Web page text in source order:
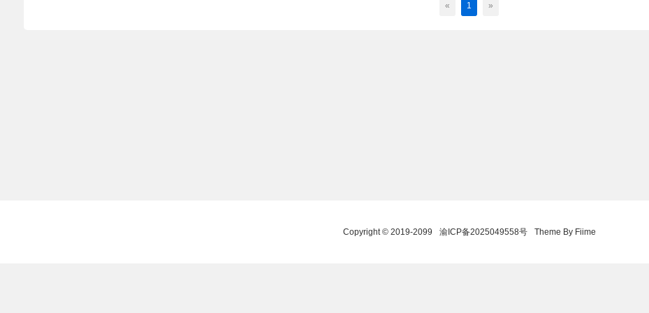
« 1 »
Copyright © 2019-2099 渝ICP备2025049558号 Theme By Fiime